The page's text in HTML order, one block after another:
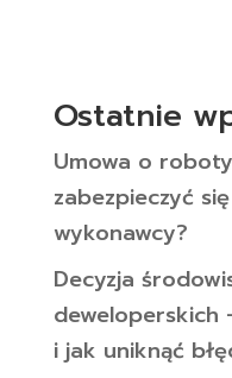
Ostatnie
Umowa o
zabezpieczyć
wykonawcy?
Decyzja
i jak uniknąć